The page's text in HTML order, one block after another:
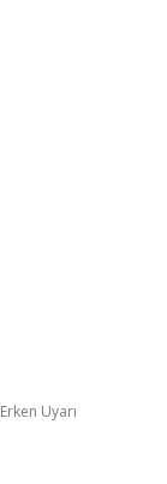
Uyarı